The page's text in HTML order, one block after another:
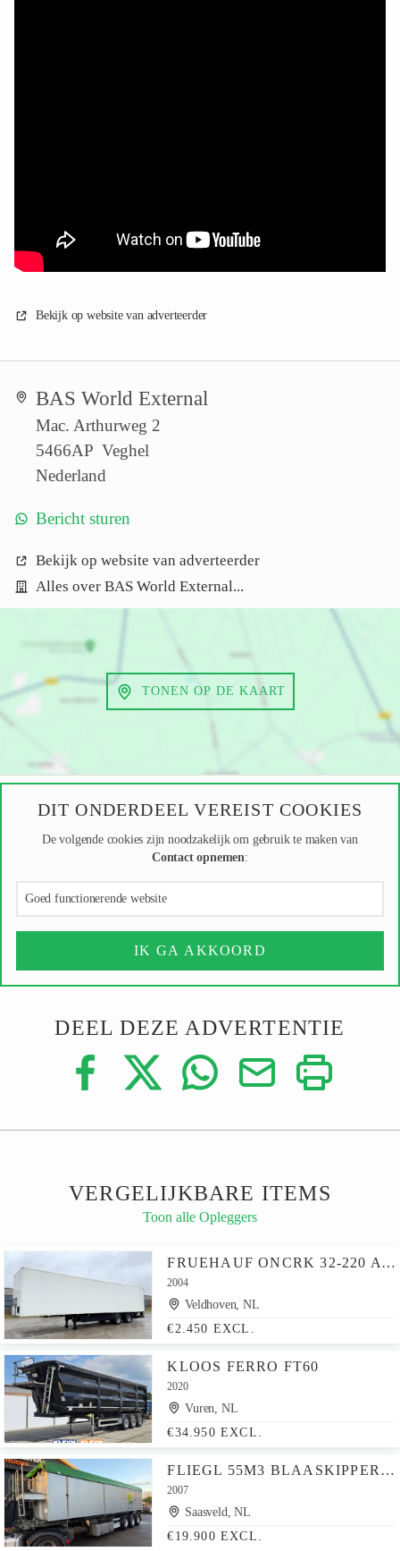
Bekijk op website van adverteerder
BAS World External
Mac. Arthurweg 2
5466AP Veghel
Nederland
Bericht sturen
Bekijk op website van adverteerder
Alles over BAS World External...
TONEN OP DE KAART
DIT ONDERDEEL VEREIST COOKIES
De volgende cookies zijn noodzakelijk om gebruik te maken van
Contact opnemen:
Goed functionerende website
IK GA AKKOORD
DEEL DEZE ADVERTENTIE
VERGELIJKBARE ITEMS
Toon alle Opleggers
FRUEHAUF ONCRK 32-220 A - TAILLIFT / FORCED STEERING
2004
Veldhoven, NL
€2.450 EXCL.
KLOOS FERRO FT60
2020
Vuren, NL
€34.950 EXCL.
FLIEGL 55M3 BLAASKIPPER/SCHLEUSE LIFTAS 2 TUSSENSCHOTTEN
2007
Saasveld, NL
€19.900 EXCL.